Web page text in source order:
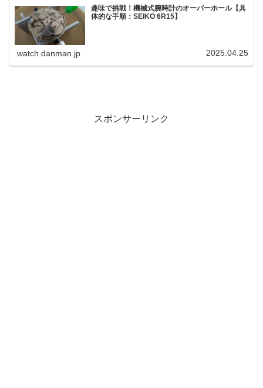
趣味で挑戦！機械式腕時計のオーバーホール【具
体的な手順：SEIKO 6R15】
watch.danman.jp 2025.04.25
スポンサーリンク